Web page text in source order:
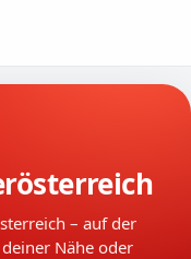
– auf der
Nähe oder